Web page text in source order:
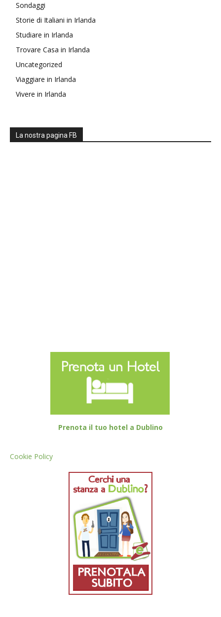
Sondaggi
Storie di Italiani in Irlanda
Studiare in Irlanda
Trovare Casa in Irlanda
Uncategorized
Viaggiare in Irlanda
Vivere in Irlanda
La nostra pagina FB
Prenota il tuo hotel a Dublino
Cookie Policy